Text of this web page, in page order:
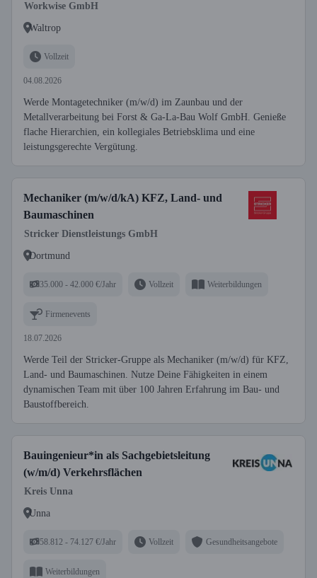
Workwise GmbH
Waltrop
Vollzeit
04.08.2026
Werde Montagetechniker (m/w/d) im Zaunbau und der
Metallverarbeitung bei Forst & Ga-La-Bau Wolf GmbH. Genieße
flache Hierarchien, ein kollegiales Betriebsklima und eine
leistungsgerechte Vergütung.
Mechaniker (m/w/d/kA) KFZ, Land- und
Baumaschinen
Stricker Dienstleistungs GmbH
Dortmund
35.000 - 42.000 €/Jahr Vollzeit Weiterbildungen
Firmenevents
18.07.2026
Werde Teil der Stricker-Gruppe als Mechaniker (m/w/d) für KFZ,
Land- und Baumaschinen. Nutze Deine Fähigkeiten in einem
dynamischen Team mit über 100 Jahren Erfahrung im Bau- und
Baustoffbereich.
Bauingenieur*in als Sachgebietsleitung
(w/m/d) Verkehrsflächen
Kreis Unna
Unna
58.812 - 74.127 €/Jahr Vollzeit Gesundheitsangebote
Weiterbildungen